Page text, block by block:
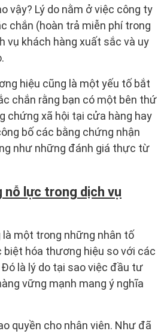
vậy? Lý do nằm ở việc công ty
chắn (hoàn trả miễn phí trong
vụ khách hàng xuất sắc và uy
hiệu cũng là một yếu tố bắt
chắn rằng bạn có một bên thứ
chứng xã hội tại cửa hàng hay
bố các bằng chứng nhận
như những đánh giá thực từ
nỗ lực trong dịch vụ
là một trong những nhân tố
biệt hóa thương hiệu so với các
là lý do tại sao việc đầu tư
vững mạnh mang ý nghĩa
quyền cho nhân viên. Như đã